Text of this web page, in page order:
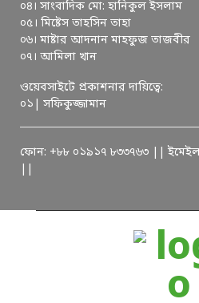
০৪। সাংবাদিক মো: হানিকুল ইসলাম
০৫। মিষ্টেস তাহসিন তাহা
০৬। মাষ্টার আদনান মাহফুজ তাজবীর
০৭। আমিলা খান
ওয়েবসাইটে প্রকাশনার দায়িত্বে:
০১| সফিকুজ্জামান
ফোন: +৮৮ ০১৯১৭ ৮৩৩৭৬৩ ||